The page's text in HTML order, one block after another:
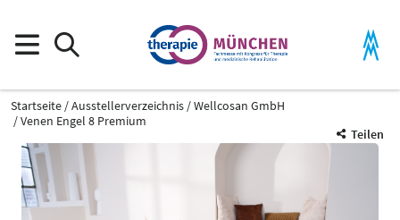
Startseite Ausstellerverzeichnis
Wellcosan GmbH
Venen Engel 8 Premium
Teilen